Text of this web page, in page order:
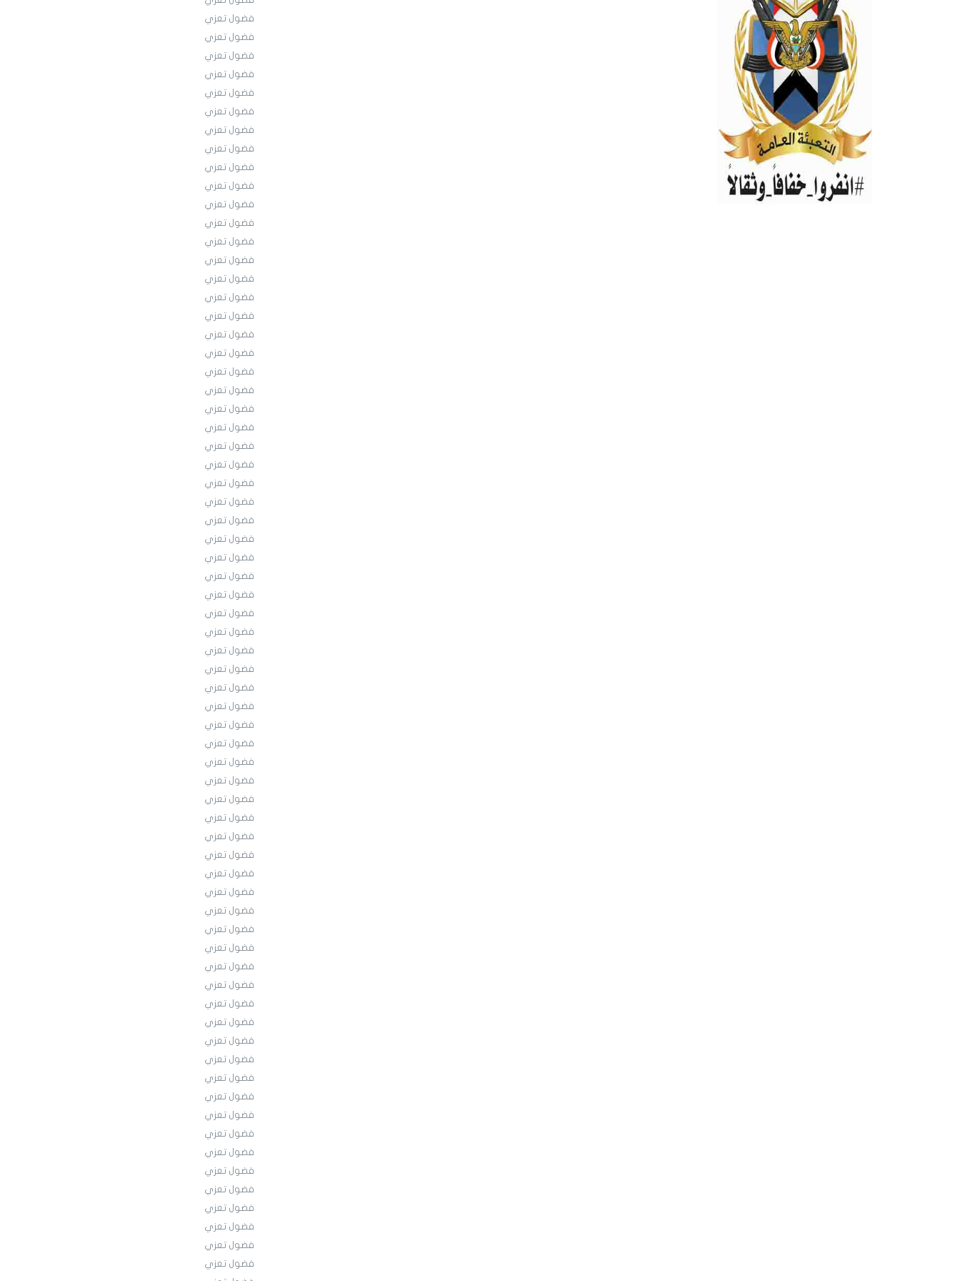
فضول تعزي
فضول تعزي
فضول تعزي
فضول تعزي
فضول تعزي
فضول تعزي
فضول تعزي
فضول تعزي
فضول تعزي
فضول تعزي
فضول تعزي
فضول تعزي
فضول تعزي
فضول تعزي
فضول تعزي
فضول تعزي
فضول تعزي
فضول تعزي
فضول تعزي
فضول تعزي
فضول تعزي
فضول تعزي
فضول تعزي
فضول تعزي
فضول تعزي
فضول تعزي
فضول تعزي
فضول تعزي
فضول تعزي
فضول تعزي
فضول تعزي
فضول تعزي
فضول تعزي
فضول تعزي
فضول تعزي
فضول تعزي
فضول تعزي
فضول تعزي
فضول تعزي
فضول تعزي
فضول تعزي
فضول تعزي
فضول تعزي
فضول تعزي
فضول تعزي
فضول تعزي
فضول تعزي
فضول تعزي
فضول تعزي
فضول تعزي
فضول تعزي
فضول تعزي
فضول تعزي
فضول تعزي
فضول تعزي
فضول تعزي
فضول تعزي
فضول تعزي
فضول تعزي
فضول تعزي
فضول تعزي
فضول تعزي
فضول تعزي
فضول تعزي
فضول تعزي
فضول تعزي
فضول تعزي
فضول تعزي